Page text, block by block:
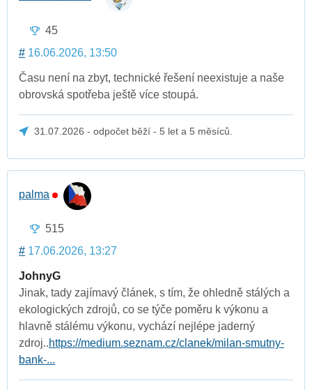
45
# 16.06.2026, 13:50
Času není na zbyt, technické řešení neexistuje a naše
obrovská spotřeba ještě více stoupá.
31.07.2026 - odpočet běží - 5 let a 5 měsíců.
palma
515
# 17.06.2026, 13:27
JohnyG
Jinak, tady zajímavý článek, s tím, že ohledně stálých a
ekologických zdrojů, co se týče poměru k výkonu a
hlavně stálému výkonu, vychází nejlépe jaderný
zdroj..https://medium.seznam.cz/clanek/milan-smutny-
bank-...